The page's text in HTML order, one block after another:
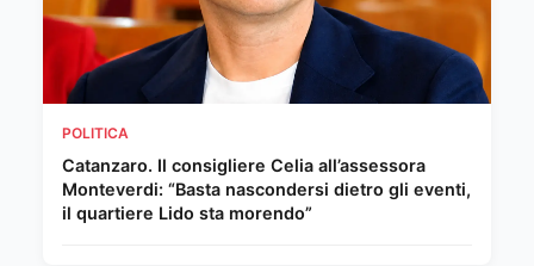
POLITICA
Catanzaro. Il consigliere Celia all’assessora
Monteverdi: “Basta nascondersi dietro gli eventi,
il quartiere Lido sta morendo”